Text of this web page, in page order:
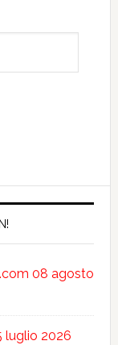
08 agosto
luglio 2026